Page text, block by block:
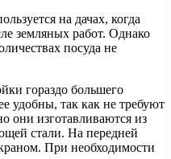
на дачах, когда
земляных работ. Однако
посуда не
гораздо большего
удобны, так как не требуют
они изготавливаются из
стали. На передней
При необходимости